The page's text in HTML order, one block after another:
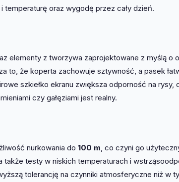
temperaturę oraz wygodę przez cały dzień.
elementy z tworzywa zaprojektowane z myślą o
to, że koperta zachowuje sztywność, a pasek
szkiełko ekranu zwiększa odporność na rysy,
czy gałęziami jest realny.
nurkowania do 100 m , co czyni go
także testy w niskich temperaturach i
tolerancję na czynniki atmosferyczne niż w